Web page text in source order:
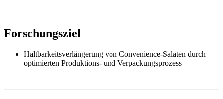
Forschungsziel
Haltbarkeitsverlängerung von Convenience-Salaten durch
optimierten Produktions- und Verpackungsprozess